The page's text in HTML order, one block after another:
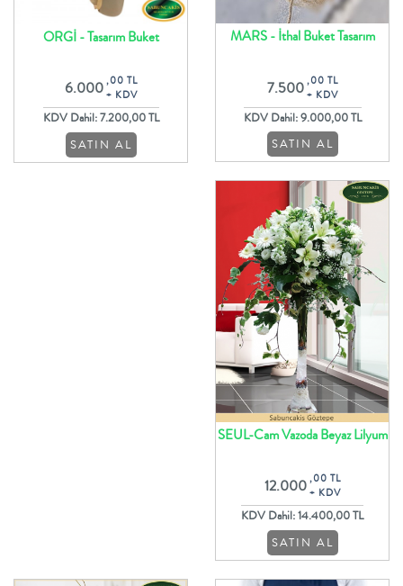
ORGİ - Tasarım Buket
6.000 ,00 TL
+ KDV
KDV Dahil: 7.200,00 TL
SATIN AL
MARS - İthal Buket Tasarım
7.500 ,00 TL
+ KDV
KDV Dahil: 9.000,00 TL
SATIN AL
SEUL-Cam Vazoda Beyaz Lilyum
12.000 ,00 TL
+ KDV
KDV Dahil: 14.400,00 TL
SATIN AL